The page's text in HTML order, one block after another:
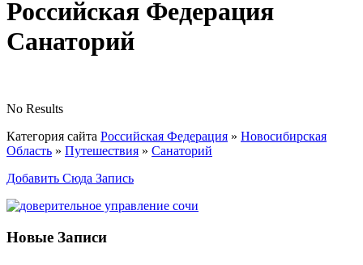
Российская Федерация
Санаторий
No Results
Категория сайта Российская Федерация » Новосибирская
Область » Путешествия » Санаторий
Добавить Сюда Запись
Новые Записи